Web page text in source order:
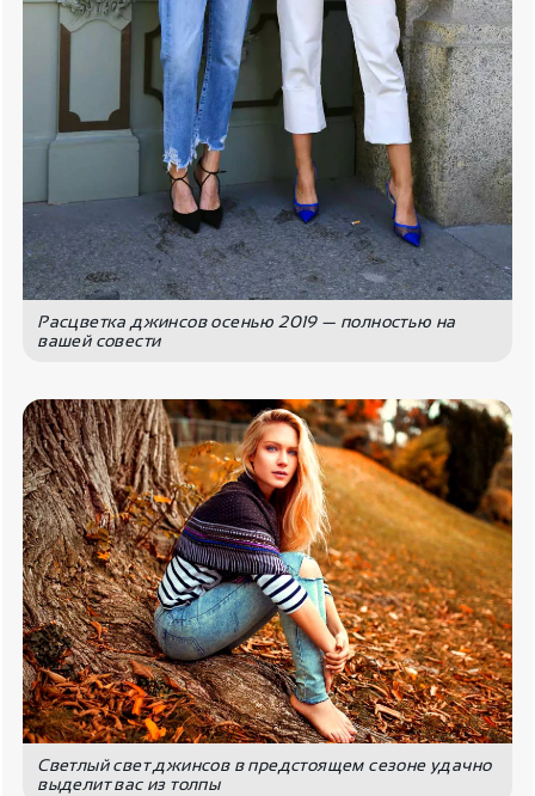
Расцветка джинсов осенью 2019 — полностью на
вашей совести
Светлый свет джинсов в предстоящем сезоне удачно
выделит вас из толпы